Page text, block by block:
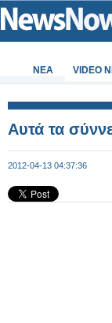
ΝΕΑ VIDEO
Αυτά τα
2012-04-13 04:37:36